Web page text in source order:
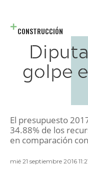
CONSTRUCCIÓN
golpe
El presupuesto
34.88% de los
en comparación
mié 21 septiembre 2016